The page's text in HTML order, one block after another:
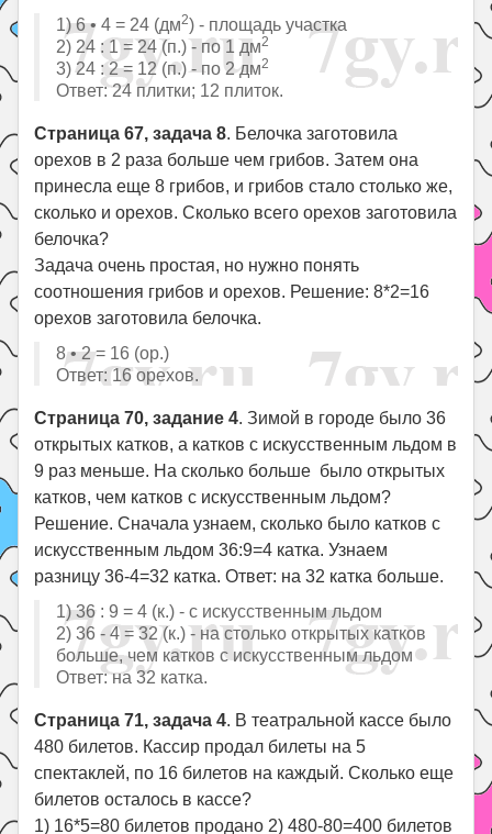
1) 6 • 4 = 24 (дм2) - площадь участка
2) 24 : 1 = 24 (п.) - по 1 дм2
3) 24 : 2 = 12 (п.) - по 2 дм2
Ответ: 24 плитки; 12 плиток.
Страница 67, задача 8. Белочка заготовила
орехов в 2 раза больше чем грибов. Затем она
принесла еще 8 грибов, и грибов стало столько же,
сколько и орехов. Сколько всего орехов заготовила
белочка?
Задача очень простая, но нужно понять
соотношения грибов и орехов. Решение: 8*2=16
орехов заготовила белочка.
8 • 2 = 16 (ор.)
Ответ: 16 орехов.
Страница 70, задание 4. Зимой в городе было 36
открытых катков, а катков с искусственным льдом в
9 раз меньше. На сколько больше было открытых
катков, чем катков с искусственным льдом?
Решение. Сначала узнаем, сколько было катков с
искусственным льдом 36:9=4 катка. Узнаем
разницу 36-4=32 катка. Ответ: на 32 катка больше.
1) 36 : 9 = 4 (к.) - с искусственным льдом
2) 36 - 4 = 32 (к.) - на столько открытых катков
больше, чем катков с искусственным льдом
Ответ: на 32 катка.
Страница 71, задача 4. В театральной кассе было
480 билетов. Кассир продал билеты на 5
спектаклей, по 16 билетов на каждый. Сколько еще
билетов осталось в кассе?
1) 16*5=80 билетов продано 2) 480-80=400 билетов